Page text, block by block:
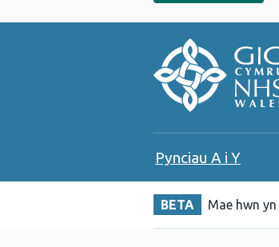
Pynciau A i Y
BETA Mae hwn